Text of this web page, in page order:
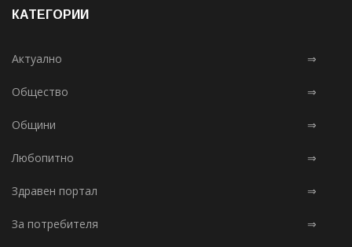
КАТЕГОРИИ
Актуално ⇒
Общество ⇒
Общини ⇒
Любопитно ⇒
Здравен портал ⇒
За потребителя ⇒